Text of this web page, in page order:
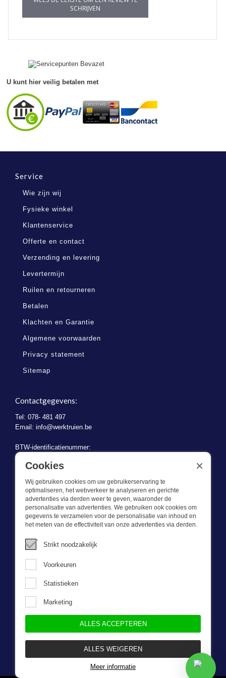
SCHRIJVEN
U kunt hier veilig betalen met
Service
Wie zijn wij
Fysieke winkel
Klantenservice
Offerte en contact
Verzending en levering
Levertermijn
Ruilen en retourneren
Betalen
Klachten en Garantie
Algemene voorwaarden
Privacy statement
Sitemap
Contactgegevens:
Tel: 078- 481 497
Email: info@werktruien.be
BTW-identificatienummer:
BE 0721.730.280
Wat we doen
Deze webshop is onderdeel van BEVAZET BV. Bevazet levert al
sinds 1983 bedrijfskleding aan grote en kleinere ondernemingen.
We hebben een eigen winkel/showroom in Brandwijk. Onze klanten
bieden we kwalitatief goede en sterke bedrijfskleding tegen een
scherpe prijs. Onze service is snel, we zijn voorraadhoudend,
eigen ontwerpster. Neem gerust contact met ons op.
Cookies
Wij gebruiken cookies om uw gebruikerservaring te
optimaliseren, het webverkeer te analyseren en gerichte
advertenties via derden weer te geven, waaronder de
personalisatie van advertenties. We gebruiken ook cookies om
gegevens te verzamelen voor de personalisatie van inhoud en
het meten van de effectiviteit van onze advertenties via derden.
Strikt noodzakelijk
Voorkeuren
Statistieken
Marketing
ALLES ACCEPTEREN
ALLES WEIGEREN
Meer informatie
×